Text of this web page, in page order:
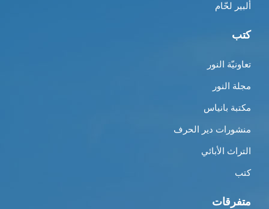
ألبير لحّام
كتب
تعاونيّة النور
مجلة النور
مكتبة بانياس
منشورات دير الحرف
التراث الأبائي
كتب
متفرقات